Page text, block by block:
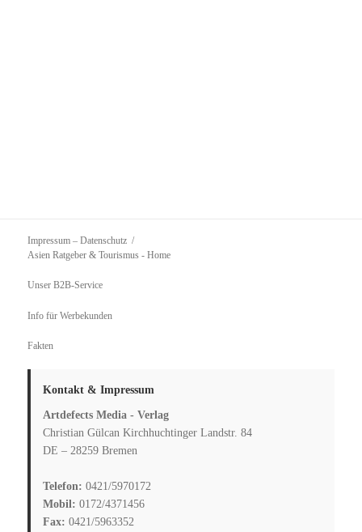
Impressum – Datenschutz
Asien Ratgeber & Tourismus - Home
Unser B2B-Service
Info für Werbekunden
Fakten
Kontakt & Impressum
Artdefects Media - Verlag
Christian Gülcan Kirchhuchtinger Landstr. 84
DE – 28259 Bremen
Telefon: 0421/5970172
Mobil: 0172/4371456
Fax: 0421/5963352